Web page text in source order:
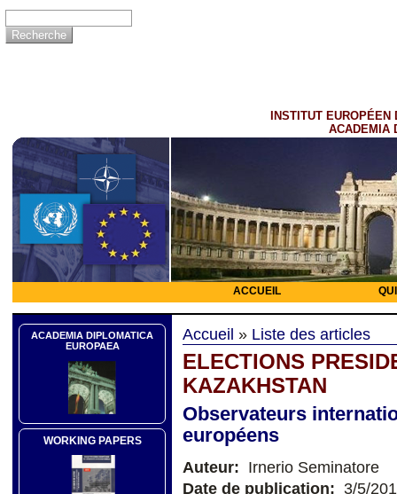
INSTITUT EUROPÉEN
ACADEMIA
ACCUEIL
ACADEMIA DIPLOMATICA
EUROPAEA
WORKING PAPERS
Accueil » Liste des articles
ELECTIONS
KAZAKHSTAN
Observateurs
européens
Auteur: Irnerio Seminatore
Date de publication: 3/5/